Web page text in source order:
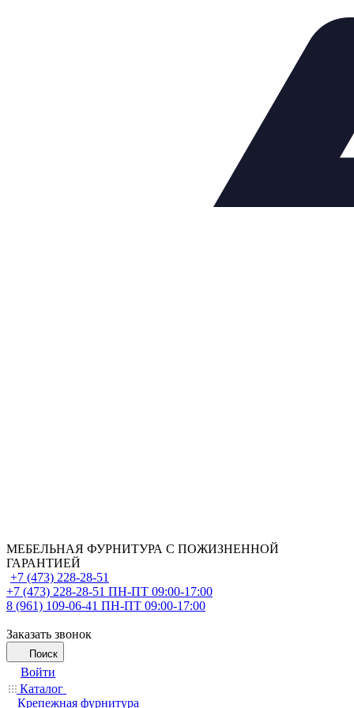
МЕБЕЛЬНАЯ ФУРНИТУРА С ПОЖИЗНЕННОЙ
ГАРАНТИЕЙ
+7 (473) 228-28-51
+7 (473) 228-28-51 ПН-ПТ 09:00-17:00
8 (961) 109-06-41 ПН-ПТ 09:00-17:00
Заказать звонок
Поиск
Войти
Каталог
Крепежная фурнитура